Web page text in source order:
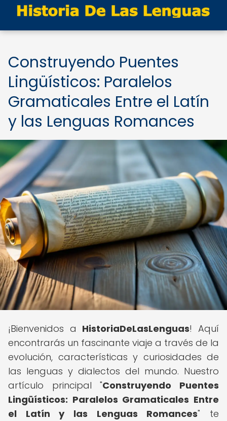
Construyendo Puentes
Lingüísticos: Paralelos
Gramaticales Entre el Latín
y las Lenguas Romances
¡Bienvenidos a HistoriaDeLasLenguas! Aquí
encontrarás un fascinante viaje a través de la
evolución, características y curiosidades de
las lenguas y dialectos del mundo. Nuestro
artículo principal "Construyendo Puentes
Lingüísticos: Paralelos Gramaticales Entre
el Latín y las Lenguas Romances" te